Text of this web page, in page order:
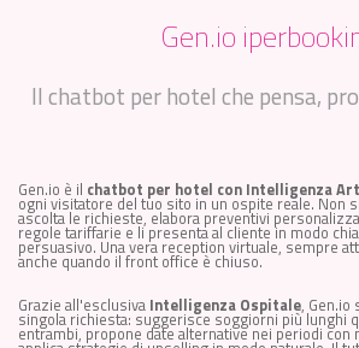
Gen.io
Il chatbot per hotel che pensa,
Gen.io è il chatbot per hotel con Intelligenza
ogni visitatore del tuo sito in un ospite reale. Non
ascolta le richieste, elabora preventivi
regole tariffarie e li presenta al cliente in modo
persuasivo. Una vera reception virtuale, sempre
anche quando il front office è chiuso.
Grazie all'esclusiva Intelligenza Ospitale, Gen.io
singola richiesta: suggerisce soggiorni più lunghi
entrambi, propone date alternative nei periodi con